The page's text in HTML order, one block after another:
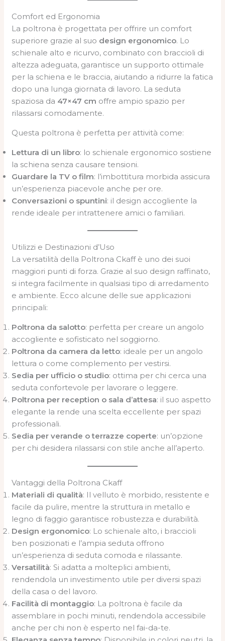
Comfort ed Ergonomia
La poltrona è progettata per offrire un comfort
superiore grazie al suo design ergonomico. Lo
schienale alto e ricurvo, combinato con braccioli di
altezza adeguata, garantisce un supporto ottimale
per la schiena e le braccia, aiutando a ridurre la fatica
dopo una lunga giornata di lavoro. La seduta
spaziosa da 47×47 cm offre ampio spazio per
rilassarsi comodamente.
Questa poltrona è perfetta per attività come:
Lettura di un libro: lo schienale ergonomico sostiene
la schiena senza causare tensioni.
Guardare la TV o film: l’imbottitura morbida assicura
un’esperienza piacevole anche per ore.
Conversazioni o spuntini: il design accogliente la
rende ideale per intrattenere amici o familiari.
Utilizzi e Destinazioni d’Uso
La versatilità della Poltrona Ckaff è uno dei suoi
maggiori punti di forza. Grazie al suo design raffinato,
si integra facilmente in qualsiasi tipo di arredamento
e ambiente. Ecco alcune delle sue applicazioni
principali:
Poltrona da salotto: perfetta per creare un angolo
accogliente e sofisticato nel soggiorno.
Poltrona da camera da letto: ideale per un angolo
lettura o come complemento per vestirsi.
Sedia per ufficio o studio: ottima per chi cerca una
seduta confortevole per lavorare o leggere.
Poltrona per reception o sala d’attesa: il suo aspetto
elegante la rende una scelta eccellente per spazi
professionali.
Sedia per verande o terrazze coperte: un’opzione
per chi desidera rilassarsi con stile anche all’aperto.
Vantaggi della Poltrona Ckaff
Materiali di qualità: Il velluto è morbido, resistente e
facile da pulire, mentre la struttura in metallo e
legno di faggio garantisce robustezza e durabilità.
Design ergonomico: Lo schienale alto, i braccioli
ben posizionati e l’ampia seduta offrono
un’esperienza di seduta comoda e rilassante.
Versatilità: Si adatta a molteplici ambienti,
rendendola un investimento utile per diversi spazi
della casa o del lavoro.
Facilità di montaggio: La poltrona è facile da
assemblare in pochi minuti, rendendola accessibile
anche per chi non è esperto nel fai-da-te.